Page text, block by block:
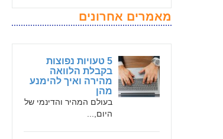
מאמרים אחרונים
5 טעויות נפוצות
בקבלת הלוואה
מהירה ואיך להימנע
מהן
בעולם המהיר והדינמי של
היום,...